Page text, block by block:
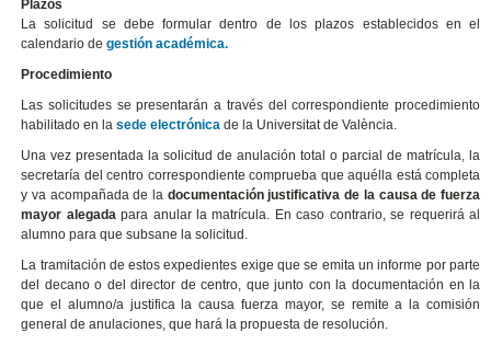
Plazos
La solicitud se debe formular dentro de los plazos establecidos en el
calendario degestión académica.
Procedimiento
Las solicitudes se presentarán a través del correspondiente procedimiento
habilitado en lasede electrónica de la Universitat de València.
Una vez presentada la solicitud de anulación total o parcial de matrícula, la
secretaría del centro correspondiente comprueba que aquélla está completa
y va acompañada de la documentación justificativa de la causa de fuerza
mayor alegadapara anular la matrícula. En caso contrario, se requerirá al
alumno para que subsane la solicitud.
La tramitación de estos expedientes exige que se emita un informe por parte
del decano o del director de centro, que junto con la documentación en la
que el alumno/a justifica la causa fuerza mayor, se remite a la comisión
general de anulaciones, que hará la propuesta de resolución.